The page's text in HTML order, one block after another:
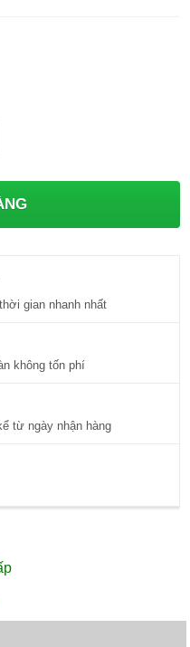
gian nhanh nhất
không tốn phí
từ ngày nhận hàng